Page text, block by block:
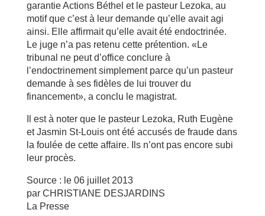
garantie Actions Béthel et le pasteur Lezoka, au
motif que c’est à leur demande qu’elle avait agi
ainsi. Elle affirmait qu’elle avait été endoctrinée.
Le juge n’a pas retenu cette prétention. «Le
tribunal ne peut d’office conclure à
l’endoctrinement simplement parce qu’un pasteur
demande à ses fidèles de lui trouver du
financement», a conclu le magistrat.
Il est à noter que le pasteur Lezoka, Ruth Eugène
et Jasmin St-Louis ont été accusés de fraude dans
la foulée de cette affaire. Ils n’ont pas encore subi
leur procès.
Source : le 06 juillet 2013
par CHRISTIANE DESJARDINS
La Presse